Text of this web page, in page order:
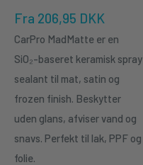
Udsalgspris
Fra 206,95 DKK
CarPro MadMatte er en
SiO₂-baseret keramisk spray
sealant til mat, satin og
frozen finish. Beskytter
uden glans, afviser vand og
snavs. Perfekt til lak, PPF og
folie.